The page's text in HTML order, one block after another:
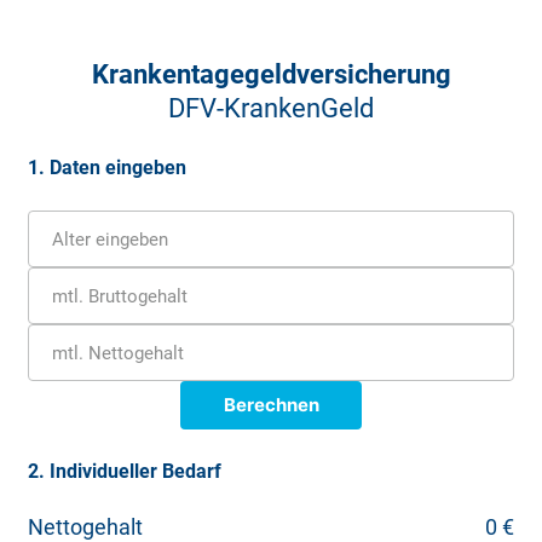
Krankentagegeldversicherung
DFV-KrankenGeld
1. Daten eingeben
Alter eingeben
mtl. Bruttogehalt
mtl. Nettogehalt
Berechnen
Bestimmung der Beitragsbemessungsgrundlage
Als Grundlage für das gesetzliche Krankengeld dient der
2. Individueller Bedarf
Nettogehalt
0 €